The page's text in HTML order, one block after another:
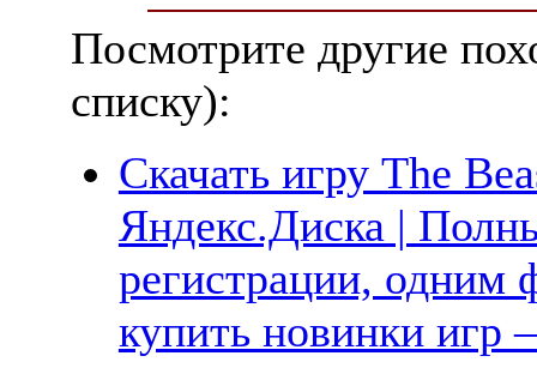
Посмотрите другие
списку):
Скачать игру The
Яндекс.Диска |
регистрации, одним
купить новинки